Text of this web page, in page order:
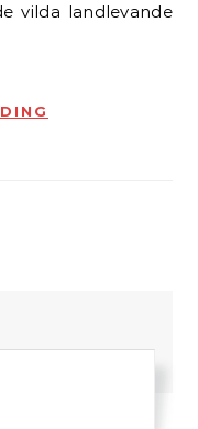
vilda landlevande